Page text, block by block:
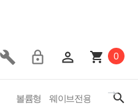
0
볼륨형 웨이브전용 드라이어